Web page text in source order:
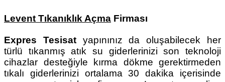
Levent Tıkanıklık Açma Firması
Expres Tesisatyapınınız da oluşabilecek her
türlü tıkanmış atık su giderlerinizi son teknoloji
cihazlar desteğiyle kırma dökme gerektirmeden
tıkalı giderlerinizi ortalama 30 dakika içerisinde